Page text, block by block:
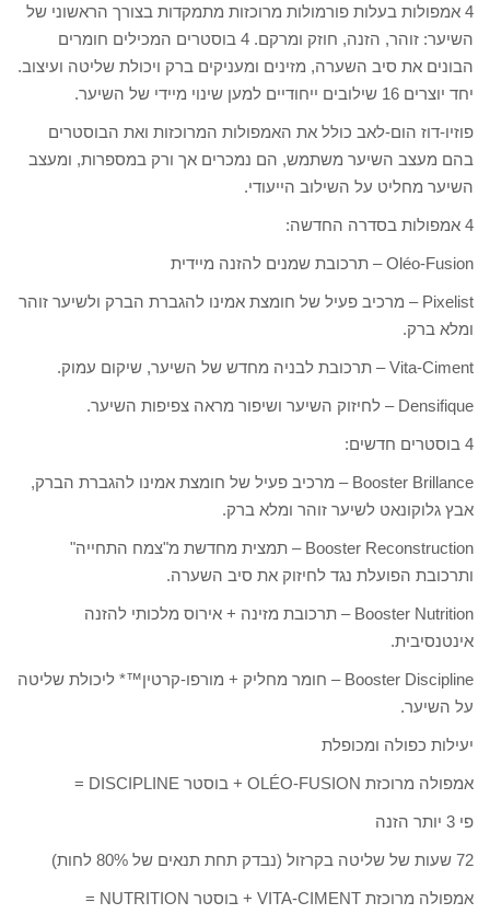
4 אמפולות בעלות פורמולות מרוכזות מתמקדות בצורך הראשוני של
השיער: זוהר, הזנה, חוזק ומרקם. 4 בוסטרים המכילים חומרים
הבונים את סיב השערה, מזינים ומעניקים ברק ויכולת שליטה ועיצוב.
יחד יוצרים 16 שילובים ייחודיים למען שינוי מיידי של השיער.
פוזיו-דוז הום-לאב כולל את האמפולות המרוכזות ואת הבוסטרים
בהם מעצב השיער משתמש, הם נמכרים אך ורק במספרות, ומעצב
השיער מחליט על השילוב הייעודי.
4 אמפולות בסדרה החדשה:
Oléo-Fusion – תרכובת שמנים להזנה מיידית
Pixelist – מרכיב פעיל של חומצת אמינו להגברת הברק ולשיער זוהר
ומלא ברק.
Vita-Ciment – תרכובת לבניה מחדש של השיער, שיקום עמוק.
Densifique – לחיזוק השיער ושיפור מראה צפיפות השיער.
4 בוסטרים חדשים:
Booster Brillance – מרכיב פעיל של חומצת אמינו להגברת הברק,
אבץ גלוקונאט לשיער זוהר ומלא ברק.
Booster Reconstruction – תמצית מחדשת מ"צמח התחייה"
ותרכובת הפועלת נגד לחיזוק את סיב השערה.
Booster Nutrition – תרכובת מזינה + אירוס מלכותי להזנה
אינטנסיבית.
Booster Discipline – חומר מחליק + מורפו-קרטין™* ליכולת שליטה
על השיער.
יעילות כפולה ומכופלת
אמפולה מרוכזת OLÉO-FUSION + בוסטר DISCIPLINE =
פי 3 יותר הזנה
72 שעות של שליטה בקרזול (נבדק תחת תנאים של 80% לחות)
אמפולה מרוכזת VITA-CIMENT + בוסטר NUTRITION =